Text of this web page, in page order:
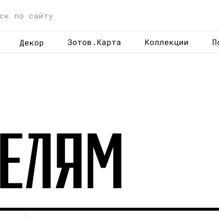
Декор Зотов.Карта Коллекции